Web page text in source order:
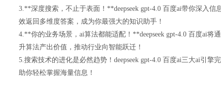
3.**深度搜索，不止于表面！**deepseek gpt-4.0 百度ai带你深入
效返回多维度答案，成为你最强大的知识助手！
4.**你的业务场景，ai算法都能适配！**deepseek gpt-4.0 百度ai将
升算法产出价值，推动行业向智能跃迁！
5.搜索技术的进化是必然趋势！deepseek gpt-4.0 百度ai三大ai引
助你轻松掌握海量信息！